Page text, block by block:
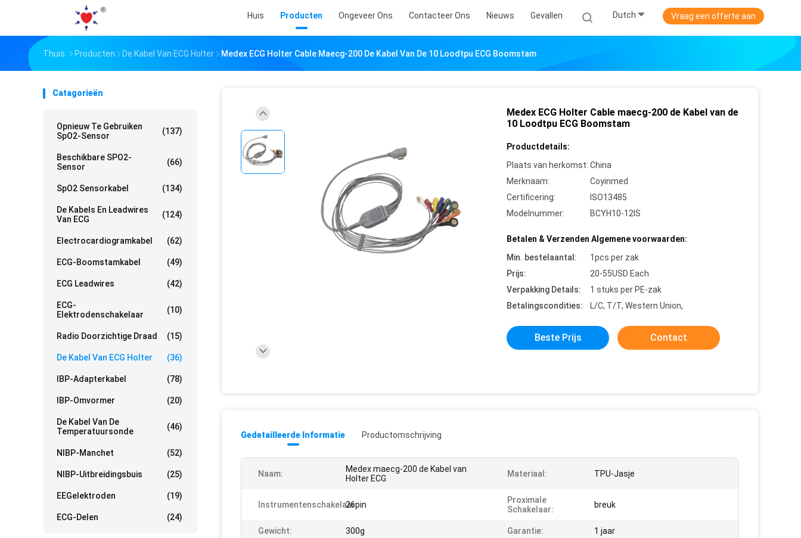
Huis Producten Ongeveer Ons Contacteer Ons Nieuws Gevallen Dutch Vraag een offerte aan
Thuis Producten De Kabel Van ECG Holter Medex ECG Holter Cable Maecg-200 De Kabel Van De 10 Loodtpu ECG Boomstam
Catagorieën
Opnieuw Te Gebruiken
SpO2-Sensor
(137)
Beschikbare SPO2-
Sensor
(66)
SpO2 Sensorkabel (134)
De Kabels En Leadwires
Van ECG
(124)
Electrocardiogramkabel (62)
ECG-Boomstamkabel (49)
ECG Leadwires (42)
ECG-
Elektrodenschakelaar
(10)
Radio Doorzichtige Draad (15)
De Kabel Van ECG Holter (36)
IBP-Adapterkabel (78)
IBP-Omvormer (20)
De Kabel Van De
Temperatuursonde
(46)
NIBP-Manchet (52)
NIBP-Uitbreidingsbuis (25)
EEGelektroden (19)
ECG-Delen (24)
Medex ECG Holter Cable maecg-200 de Kabel van de
10 Loodtpu ECG Boomstam
Productdetails:
Plaats van herkomst: China
Merknaam:
Coyinmed
Certificering:
ISO13485
Modelnummer:
BCYH10-12IS
Betalen & Verzenden Algemene voorwaarden:
Min. bestelaantal:
1pcs per zak
Prijs:
20-55USD Each
Verpakking Details:
1 stuks per PE-zak
Betalingscondities:
L/C, T/T, Western Union,
Beste Prijs Contact
Gedetailleerde Informatie Productomschrijving
Naam:
Medex maecg-200 de Kabel van
Holter ECG
Materiaal: TPU-Jasje
Instrumentenschakelaar:
26pin
Proximale
Schakelaar:
breuk
Gewicht: 300g Garantie: 1 jaar